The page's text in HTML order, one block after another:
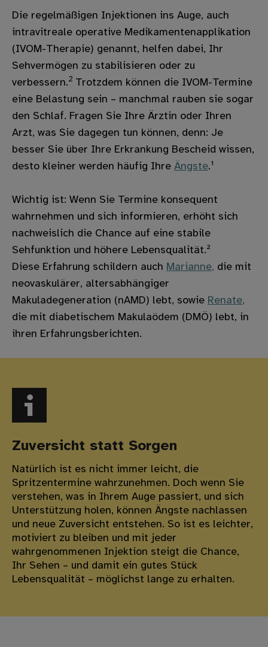
Die regelmäßigen Injektionen ins Auge, auch
intravitreale operative Medikamentenapplikation
(IVOM-Therapie) genannt, helfen dabei, Ihr
Sehvermögen zu stabilisieren oder zu
verbessern.2 Trotzdem können die IVOM-Termine
eine Belastung sein – manchmal rauben sie sogar
den Schlaf. Fragen Sie Ihre Ärztin oder Ihren
Arzt, was Sie dagegen tun können, denn: Je
besser Sie über Ihre Erkrankung Bescheid wissen,
desto kleiner werden häufig Ihre Ängste.¹
Wichtig ist: Wenn Sie Termine konsequent
wahrnehmen und sich informieren, erhöht sich
nachweislich die Chance auf eine stabile
Sehfunktion und höhere Lebensqualität.²
Diese Erfahrung schildern auch Marianne, die mit
neovaskulärer, altersabhängiger
Makuladegeneration (nAMD) lebt, sowie Renate,
die mit diabetischem Makulaödem (DMÖ) lebt, in
ihren Erfahrungsberichten.
Zuversicht statt Sorgen
Natürlich ist es nicht immer leicht, die
Spritzentermine wahrzunehmen. Doch wenn Sie
verstehen, was in Ihrem Auge passiert, und sich
Unterstützung holen, können Ängste nachlassen
und neue Zuversicht entstehen. So ist es leichter,
motiviert zu bleiben und mit jeder
wahrgenommenen Injektion steigt die Chance,
Ihr Sehen – und damit ein gutes Stück
Lebensqualität – möglichst lange zu erhalten.